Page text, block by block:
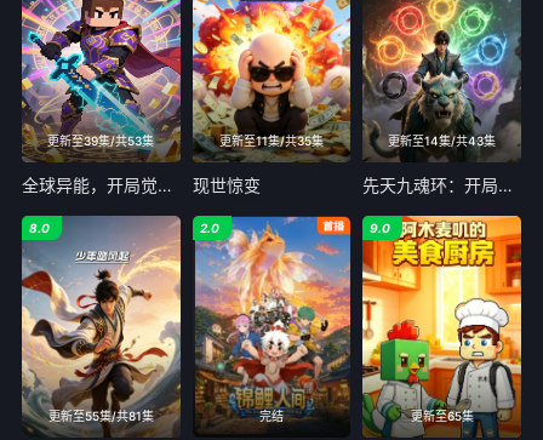
更新至39集/共53集
全球异能，开局觉醒SSS级天赋
更新至11集/共35集
现世惊变
更新至14集/共43集
先天九魂环：开局震慑大荒魂兽
更新至55集/共81集
8.0
完结
2.0
更新至65集
9.0